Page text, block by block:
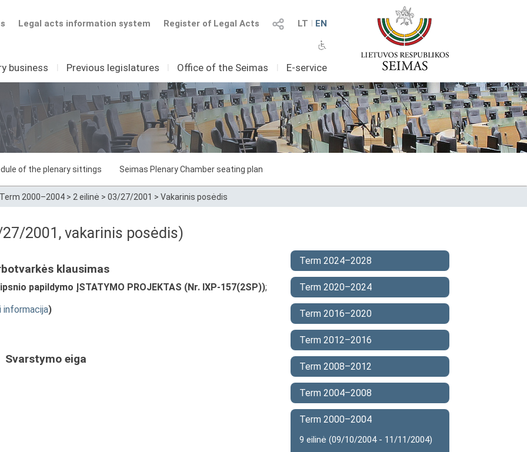
LT I EN
Register of Legal Acts
Legal acts information system
business I Previous legislatures I Office of the Seimas I E-service
of the plenary sittings Seimas Plenary Chamber seating plan
Term 2000–2004 > 2 eilinė > 03/27/2001 > Vakarinis posėdis
2001, vakarinis posėdis)
klausimas
papildymo ĮSTATYMO PROJEKTAS (Nr. IXP-157(2SP));
informacija)
Svarstymo eiga
Term 2024–2028
Term 2020–2024
Term 2016–2020
Term 2012–2016
Term 2008–2012
Term 2004–2008
Term 2000–2004
9 eilinė (09/10/2004 - 11/11/2004)